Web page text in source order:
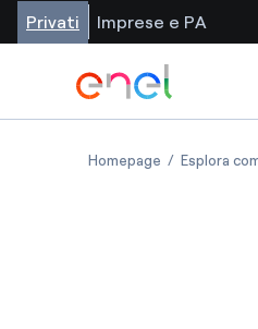
Privati Imprese e PA
Homepage Esplora